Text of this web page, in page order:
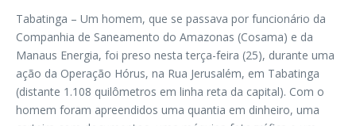
Tabatinga – Um homem, que se passava por funcionário da
Companhia de Saneamento do Amazonas (Cosama) e da
Manaus Energia, foi preso nesta terça-feira (25), durante uma
ação da Operação Hórus, na Rua Jerusalém, em Tabatinga
(distante 1.108 quilômetros em linha reta da capital). Com o
homem foram apreendidos uma quantia em dinheiro, uma